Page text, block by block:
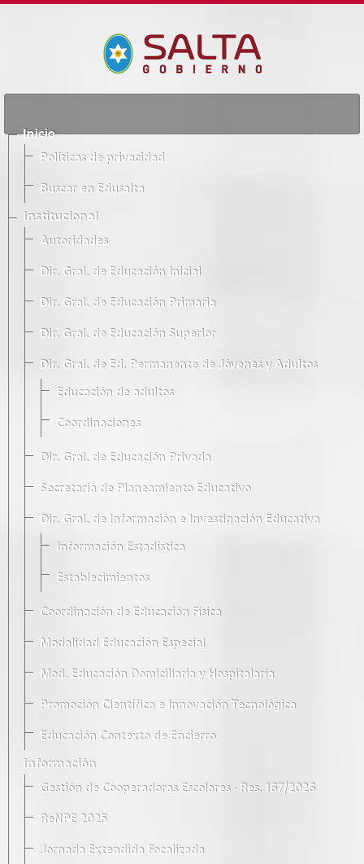
Inicio
Políticas de privacidad
Buscar en Edusalta
Institucional
Autoridades
Dir. Gral. de Educación Inicial
Dir. Gral. de Educación Primaria
Dir. Gral. de Educación Superior
Dir. Gral. de Ed. Permanente de Jóvenes y Adultos
Educación de adultos
Coordinaciones
Dir. Gral. de Educación Privada
Secretaría de Planeamiento Educativo
Dir. Gral. de Información e Investigación Educativa
Información Estadística
Establecimientos
Coordinación de Educación Física
Modalidad Educación Especial
Mod. Educación Domiciliaria y Hospitalaria
Promoción Científica e Innovación Tecnológica
Educación Contexto de Encierro
Información
Gestión de Cooperadoras Escolares · Res. 167/2026
ReNPE 2025
Jornada Extendida Focalizada